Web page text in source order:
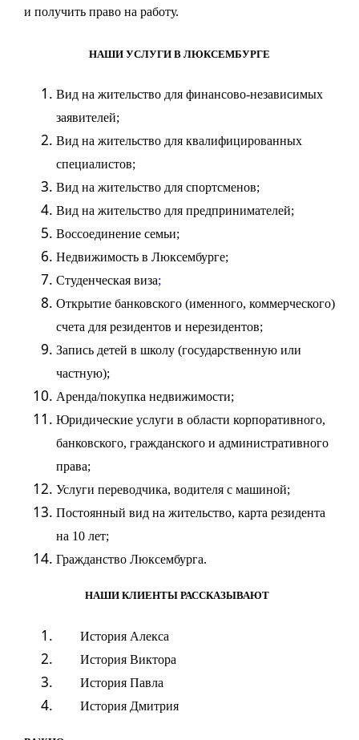
и получить право на работу.
НАШИ УСЛУГИ В ЛЮКСЕМБУРГЕ
Вид на жительство для финансово-независимых
заявителей;
Вид на жительство для квалифицированных
специалистов;
Вид на жительство для спортсменов;
Вид на жительство для предпринимателей;
Воссоединение семьи;
Недвижимость в Люксембурге;
Студенческая виза;
Открытие банковского (именного, коммерческого)
счета для резидентов и нерезидентов;
Запись детей в школу (государственную или
частную);
Аренда/покупка недвижимости;
Юридические услуги в области корпоративного,
банковского, гражданского и административного
права;
Услуги переводчика, водителя с машиной;
Постоянный вид на жительство, карта резидента
на 10 лет;
Гражданство Люксембурга.
НАШИ КЛИЕНТЫ РАССКАЗЫВАЮТ
История Алекса
История Виктора
История Павла
История Дмитрия